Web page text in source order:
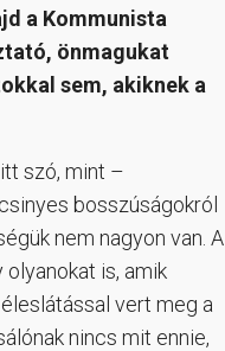
a Kommunista
önmagukat
sem, akiknek a
szó, mint –
bosszúságokról
nem nagyon van. A
is, amik
vert meg a
nincs mit ennie,